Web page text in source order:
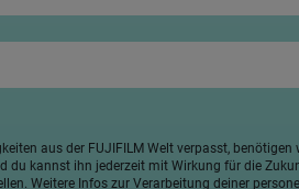
aus der FUJIFILM Welt verpasst,
du kannst ihn jederzeit mit Wirkung für die
Weitere Infos zur Verarbeitung deiner